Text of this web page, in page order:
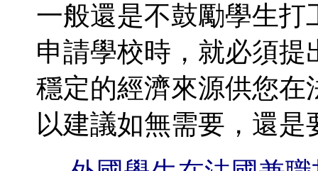
一般還是不鼓勵學生
申請學校時，就必須
穩定的經濟來源供您在
以建議如無需要，還